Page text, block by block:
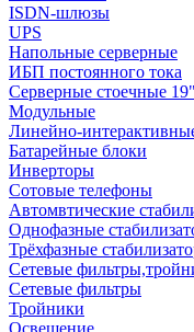
ISDN-шлюзы
UPS
Напольные серверные
ИБП постоянного тока
Серверные стоечные 19"
Модульные
Линейно-
Батарейные блоки
Инверторы
Сотовые телефоны
Автомвтические
Однофазные
Трёхфазные
Сетевые
Сетевые фильтры
Тройники
Освещение